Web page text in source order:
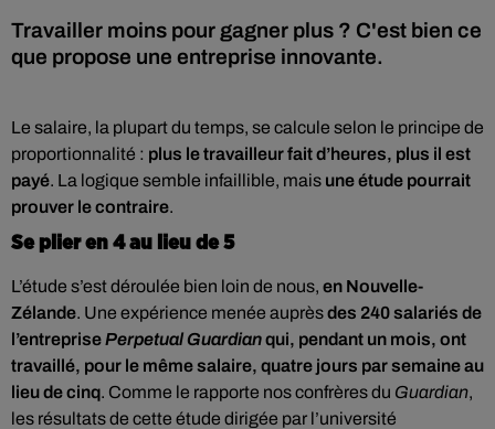
Travailler moins pour gagner plus ? C'est bien ce
que propose une entreprise innovante.
Le salaire, la plupart du temps, se calcule selon le principe de
proportionnalité : plus le travailleur fait d’heures, plus il est
payé. La logique semble infaillible, mais une étude pourrait
prouver le contraire.
Se plier en 4 au lieu de 5
L’étude s’est déroulée bien loin de nous, en Nouvelle-
Zélande. Une expérience menée auprèsdes 240 salariés de
l’entreprisePerpetual Guardianqui, pendant un mois, ont
travaillé, pour le même salaire, quatre jours par semaine au
lieu de cinq. Comme le rapporte nos confrères du Guardian,
les résultats de cette étude dirigée par l’université